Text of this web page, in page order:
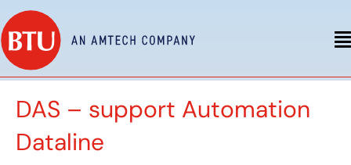
DAS – support Automation
Dataline